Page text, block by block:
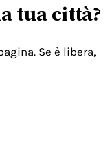
tua città?
Se è libera,